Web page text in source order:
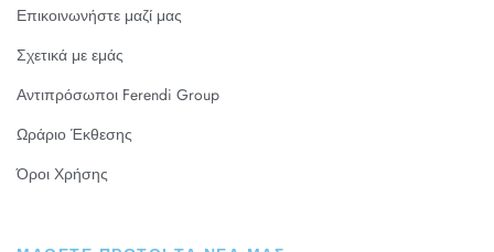
Επικοινωνήστε μαζί μας
Σχετικά με εμάς
Αντιπρόσωποι Ferendi Group
Ωράριο Έκθεσης
Όροι Χρήσης